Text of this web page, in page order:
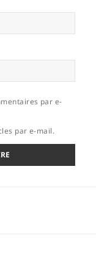
par e-
par e-mail.